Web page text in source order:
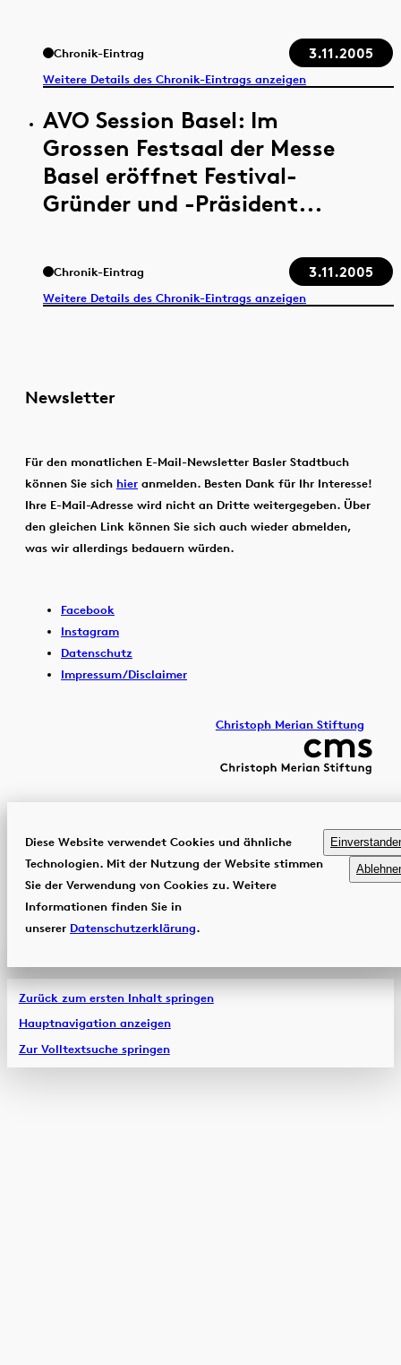
Chronik-Eintrag 3.11.2005
Weitere Details des Chronik-Eintrags anzeigen
AVO Session Basel: Im
Grossen Festsaal der Messe
Basel eröffnet Festival-
Gründer und -Präsident...
Chronik-Eintrag 3.11.2005
Weitere Details des Chronik-Eintrags anzeigen
Newsletter
Für den monatlichen E-Mail-Newsletter Basler Stadtbuch
können Sie sich hier anmelden. Besten Dank für Ihr Interesse!
Ihre E-Mail-Adresse wird nicht an Dritte weitergegeben. Über
den gleichen Link können Sie sich auch wieder abmelden,
was wir allerdings bedauern würden.
Facebook
Instagram
Datenschutz
Impressum/Disclaimer
Christoph Merian Stiftung
Diese Website verwendet Cookies und ähnliche
Technologien. Mit der Nutzung der Website stimmen
Sie der Verwendung von Cookies zu. Weitere
Informationen finden Sie in
unserer Datenschutzerklärung.
Zurück zum ersten Inhalt springen
Hauptnavigation anzeigen
Zur Volltextsuche springen